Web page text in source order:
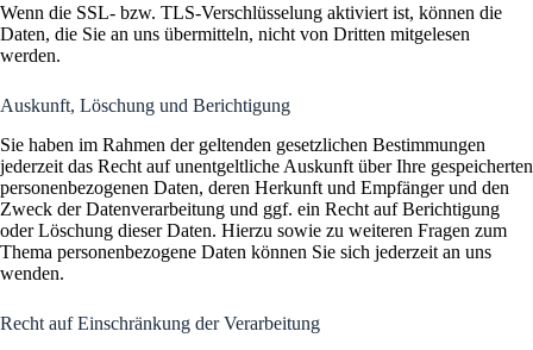
Wenn die SSL- bzw. TLS-Verschlüsselung aktiviert ist, können die
Daten, die Sie an uns übermitteln, nicht von Dritten mitgelesen
werden.
Auskunft, Löschung und Berichtigung
Sie haben im Rahmen der geltenden gesetzlichen Bestimmungen
jederzeit das Recht auf unentgeltliche Auskunft über Ihre gespeicherten
personenbezogenen Daten, deren Herkunft und Empfänger und den
Zweck der Datenverarbeitung und ggf. ein Recht auf Berichtigung
oder Löschung dieser Daten. Hierzu sowie zu weiteren Fragen zum
Thema personenbezogene Daten können Sie sich jederzeit an uns
wenden.
Recht auf Einschränkung der Verarbeitung